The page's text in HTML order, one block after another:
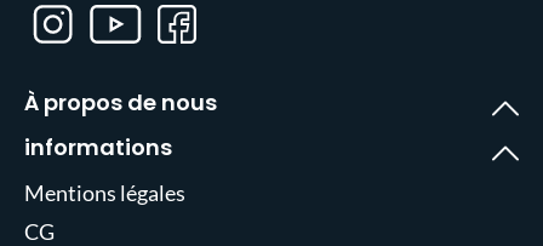
À propos de nous
informations
Mentions légales
CG